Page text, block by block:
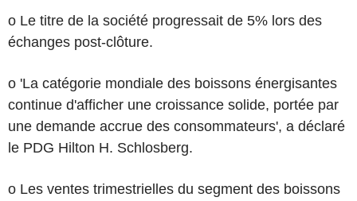
o Le titre de la société progressait de 5% lors des
échanges post-clôture.
o 'La catégorie mondiale des boissons énergisantes
continue d'afficher une croissance solide, portée par
une demande accrue des consommateurs', a déclaré
le PDG Hilton H. Schlosberg.
o Les ventes trimestrielles du segment des boissons